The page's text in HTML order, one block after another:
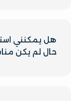
هل يمكنني
حال لم يكن